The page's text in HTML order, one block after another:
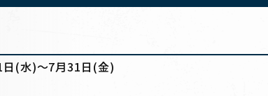
(水)～7月31日(金)